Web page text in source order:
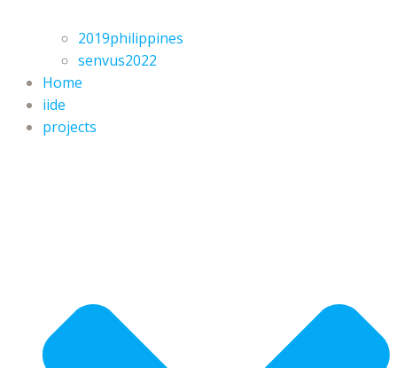
2019philippines
senvus2022
Home
iide
projects